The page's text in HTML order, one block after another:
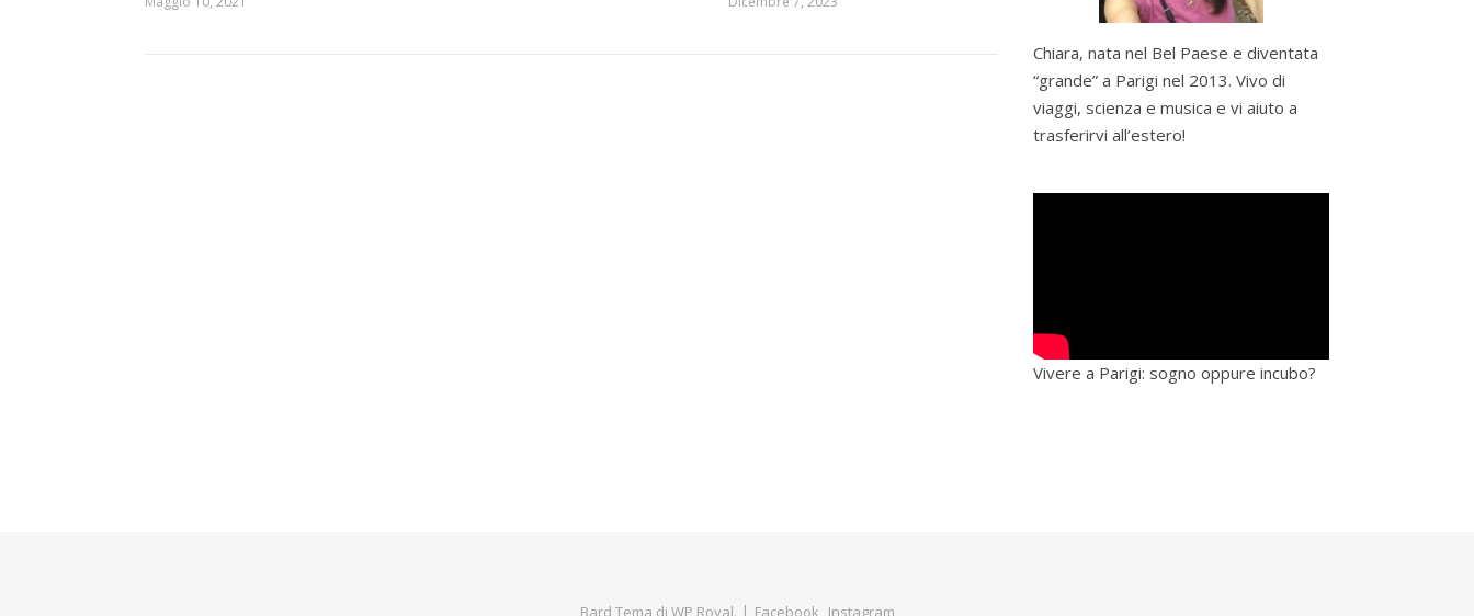
Chiara, nata nel Bel Paese e diventata
“grande” a Parigi nel 2013. Vivo di
viaggi, scienza e musica e vi aiuto a
trasferirvi all’estero!
Vivere a Parigi: sogno oppure incubo?
Bard Tema di WP Royal. Facebook Instagram